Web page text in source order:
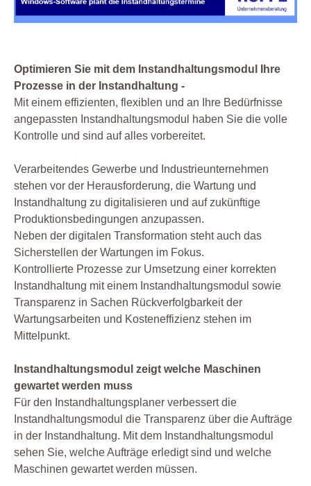
Optimieren Sie mit dem Instandhaltungsmodul Ihre
Prozesse in der Instandhaltung -
Mit einem effizienten, flexiblen und an Ihre Bedürfnisse
angepassten Instandhaltungsmodul haben Sie die volle
Kontrolle und sind auf alles vorbereitet.
Verarbeitendes Gewerbe und Industrieunternehmen
stehen vor der Herausforderung, die Wartung und
Instandhaltung zu digitalisieren und auf zukünftige
Produktionsbedingungen anzupassen.
Neben der digitalen Transformation steht auch das
Sicherstellen der Wartungen im Fokus.
Kontrollierte Prozesse zur Umsetzung einer korrekten
Instandhaltung mit einem Instandhaltungsmodul sowie
Transparenz in Sachen Rückverfolgbarkeit der
Wartungsarbeiten und Kosteneffizienz stehen im
Mittelpunkt.
Instandhaltungsmodul zeigt welche Maschinen
gewartet werden muss
Für den Instandhaltungsplaner verbessert die
Instandhaltungsmodul die Transparenz über die Aufträge
in der Instandhaltung. Mit dem Instandhaltungsmodul
sehen Sie, welche Aufträge erledigt sind und welche
Maschinen gewartet werden müssen.